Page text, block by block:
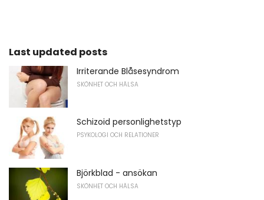
Last updated posts
Irriterande Blåsesyndrom
SKÖNHET OCH HÄLSA
Schizoid personlighetstyp
PSYKOLOGI OCH RELATIONER
Björkblad - ansökan
SKÖNHET OCH HÄLSA